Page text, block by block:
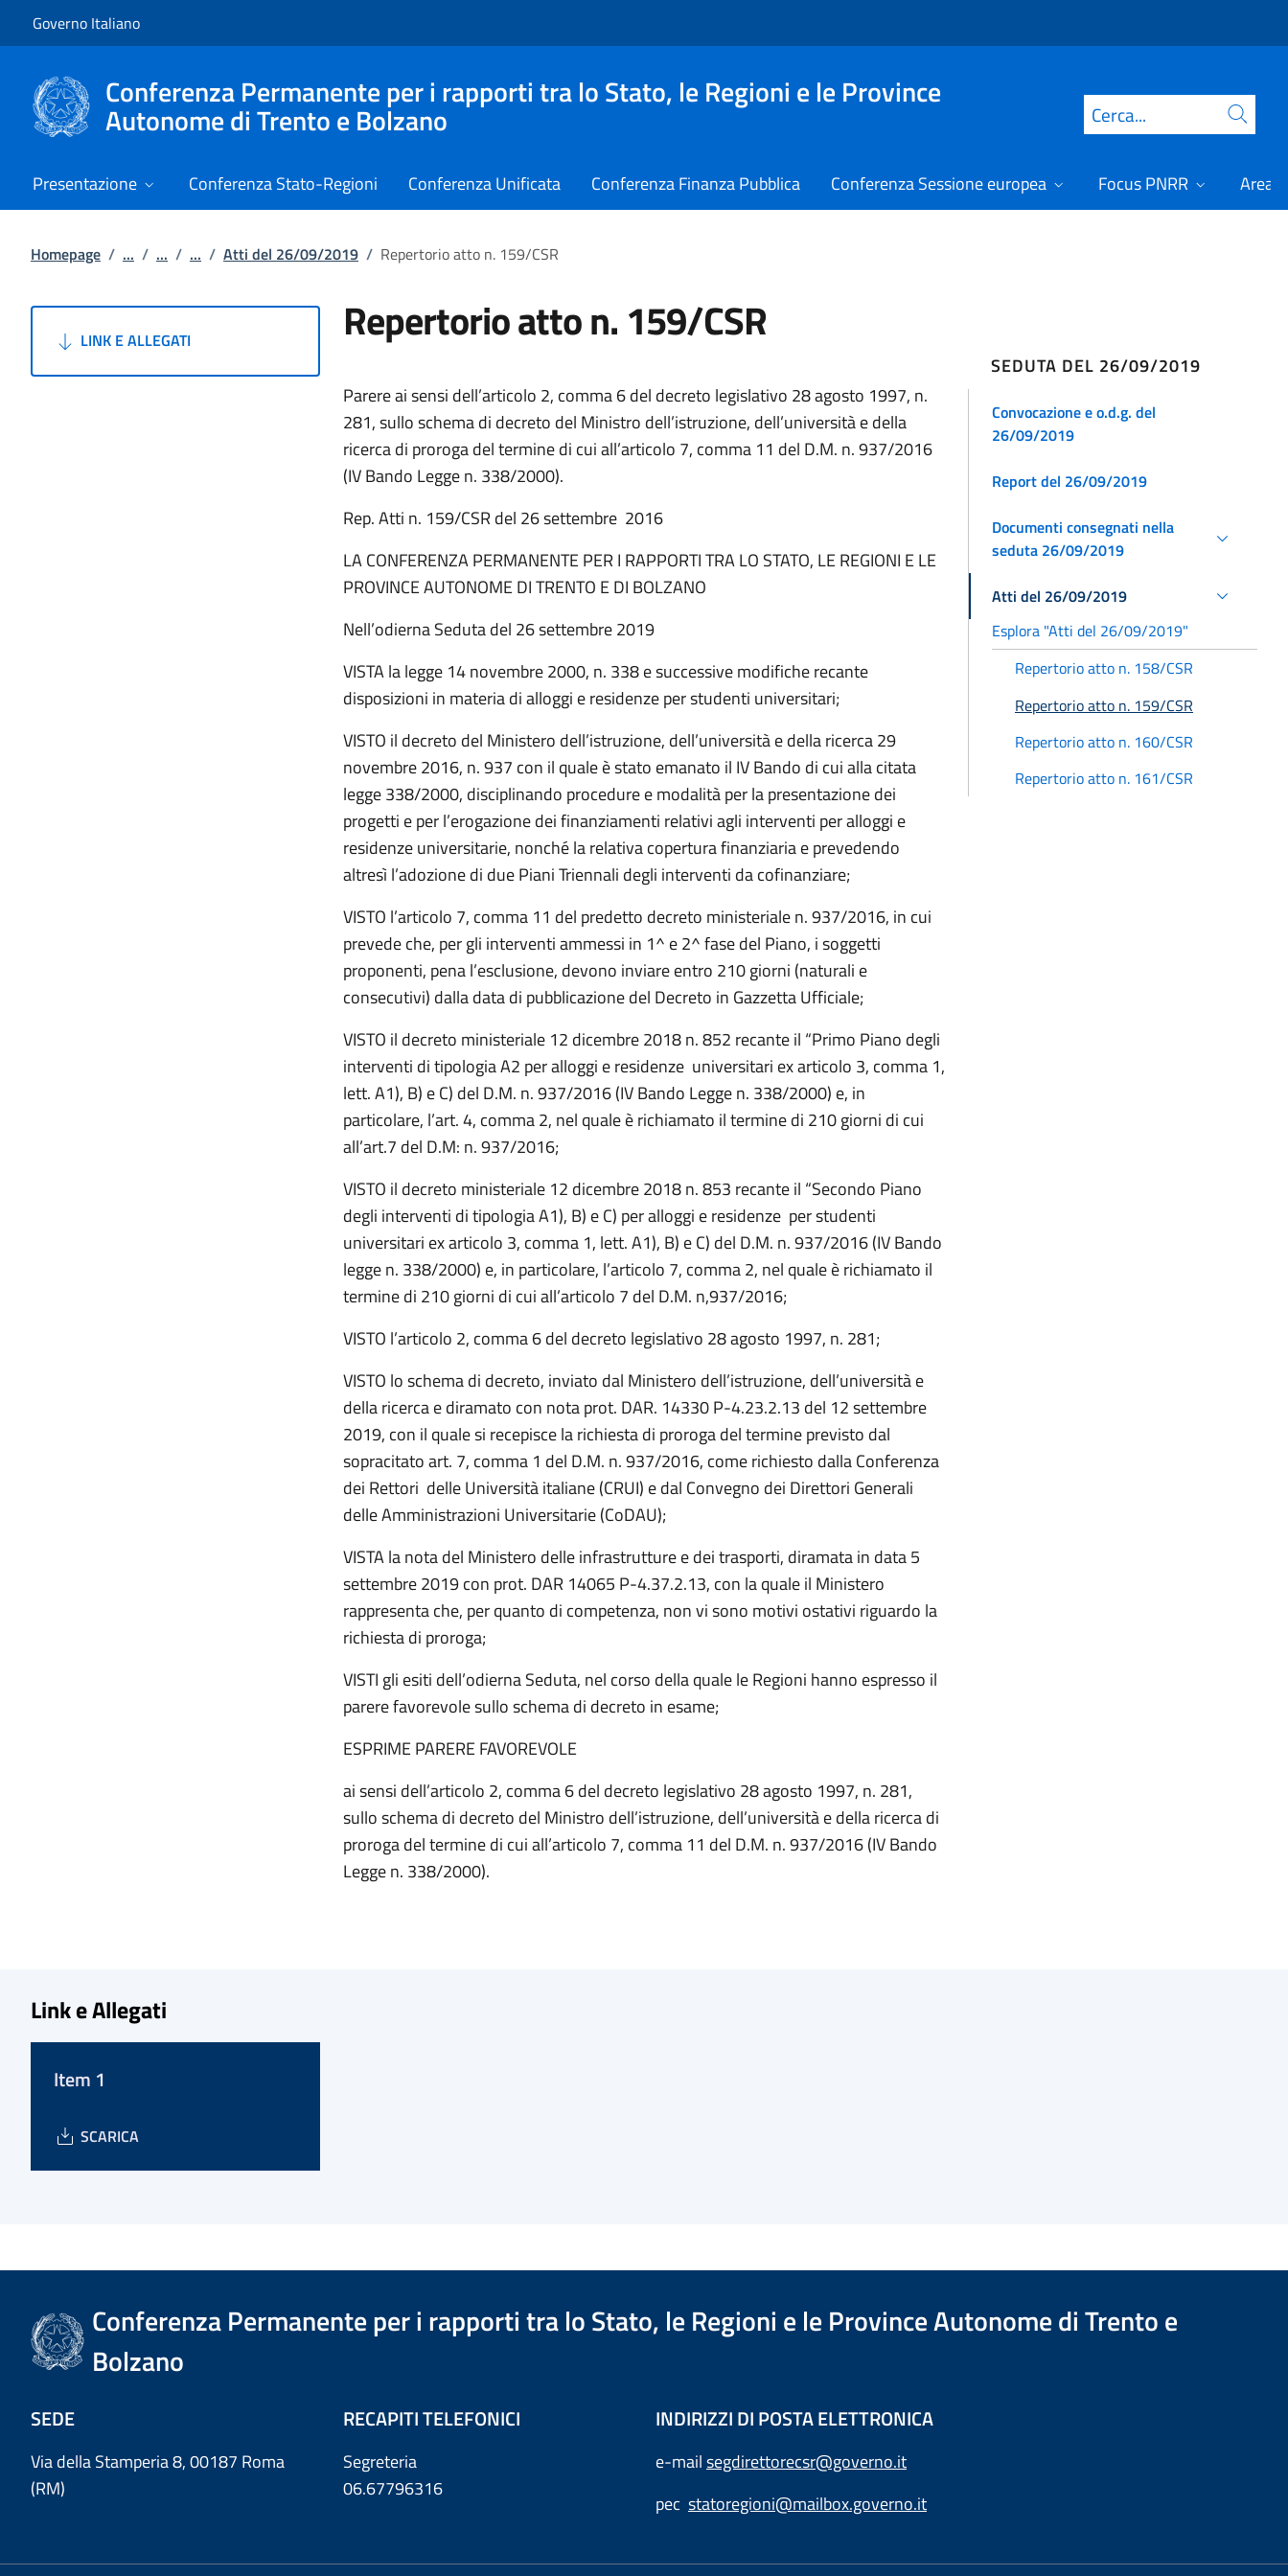
Governo Italiano
Conferenza Permanente per i rapporti tra lo Stato, le Regioni e le Province
Autonome di Trento e Bolzano Cerca
Presentazione Conferenza Stato-Regioni Conferenza Unificata Conferenza Finanza Pubblica Conferenza Sessione europea Focus PNRR Area
Homepage / ... / ... / ... / Atti del 26/09/2019 / Repertorio atto n. 159/CSR
LINK E ALLEGATI Repertorio atto n. 159/CSR
Parere ai sensi dell’articolo 2, comma 6 del decreto legislativo 28 agosto 1997, n.
281, sullo schema di decreto del Ministro dell’istruzione, dell’università e della
ricerca di proroga del termine di cui all’articolo 7, comma 11 del D.M. n. 937/2016
(IV Bando Legge n. 338/2000).
Rep. Atti n. 159/CSR del 26 settembre 2016
LA CONFERENZA PERMANENTE PER I RAPPORTI TRA LO STATO, LE REGIONI E LE
PROVINCE AUTONOME DI TRENTO E DI BOLZANO
Nell’odierna Seduta del 26 settembre 2019
VISTA la legge 14 novembre 2000, n. 338 e successive modifiche recante
disposizioni in materia di alloggi e residenze per studenti universitari;
VISTO il decreto del Ministero dell’istruzione, dell’università e della ricerca 29
novembre 2016, n. 937 con il quale è stato emanato il IV Bando di cui alla citata
legge 338/2000, disciplinando procedure e modalità per la presentazione dei
progetti e per l’erogazione dei finanziamenti relativi agli interventi per alloggi e
residenze universitarie, nonché la relativa copertura finanziaria e prevedendo
altresì l’adozione di due Piani Triennali degli interventi da cofinanziare;
VISTO l’articolo 7, comma 11 del predetto decreto ministeriale n. 937/2016, in cui
prevede che, per gli interventi ammessi in 1^ e 2^ fase del Piano, i soggetti
proponenti, pena l’esclusione, devono inviare entro 210 giorni (naturali e
consecutivi) dalla data di pubblicazione del Decreto in Gazzetta Ufficiale;
VISTO il decreto ministeriale 12 dicembre 2018 n. 852 recante il “Primo Piano degli
interventi di tipologia A2 per alloggi e residenze universitari ex articolo 3, comma 1,
lett. A1), B) e C) del D.M. n. 937/2016 (IV Bando Legge n. 338/2000) e, in
particolare, l’art. 4, comma 2, nel quale è richiamato il termine di 210 giorni di cui
all’art.7 del D.M: n. 937/2016;
VISTO il decreto ministeriale 12 dicembre 2018 n. 853 recante il “Secondo Piano
degli interventi di tipologia A1), B) e C) per alloggi e residenze per studenti
universitari ex articolo 3, comma 1, lett. A1), B) e C) del D.M. n. 937/2016 (IV Bando
legge n. 338/2000) e, in particolare, l’articolo 7, comma 2, nel quale è richiamato il
termine di 210 giorni di cui all’articolo 7 del D.M. n,937/2016;
VISTO l’articolo 2, comma 6 del decreto legislativo 28 agosto 1997, n. 281;
VISTO lo schema di decreto, inviato dal Ministero dell’istruzione, dell’università e
della ricerca e diramato con nota prot. DAR. 14330 P-4.23.2.13 del 12 settembre
2019, con il quale si recepisce la richiesta di proroga del termine previsto dal
sopracitato art. 7, comma 1 del D.M. n. 937/2016, come richiesto dalla Conferenza
dei Rettori delle Università italiane (CRUI) e dal Convegno dei Direttori Generali
delle Amministrazioni Universitarie (CoDAU);
VISTA la nota del Ministero delle infrastrutture e dei trasporti, diramata in data 5
settembre 2019 con prot. DAR 14065 P-4.37.2.13, con la quale il Ministero
rappresenta che, per quanto di competenza, non vi sono motivi ostativi riguardo la
richiesta di proroga;
VISTI gli esiti dell’odierna Seduta, nel corso della quale le Regioni hanno espresso il
parere favorevole sullo schema di decreto in esame;
ESPRIME PARERE FAVOREVOLE
ai sensi dell’articolo 2, comma 6 del decreto legislativo 28 agosto 1997, n. 281,
sullo schema di decreto del Ministro dell’istruzione, dell’università e della ricerca di
proroga del termine di cui all’articolo 7, comma 11 del D.M. n. 937/2016 (IV Bando
Legge n. 338/2000).
SEDUTA DEL 26/09/2019
Convocazione e o.d.g. del
26/09/2019
Report del 26/09/2019
Documenti consegnati nella
seduta 26/09/2019
Atti del 26/09/2019
Esplora "Atti del 26/09/2019"
Repertorio atto n. 158/CSR
Repertorio atto n. 159/CSR
Repertorio atto n. 160/CSR
Repertorio atto n. 161/CSR
Link e Allegati
Item 1
SCARICA
Conferenza Permanente per i rapporti tra lo Stato, le Regioni e le Province Autonome di Trento e
Bolzano
SEDE
Via della Stamperia 8, 00187 Roma
(RM)
RECAPITI TELEFONICI
Segreteria
06.67796316
INDIRIZZI DI POSTA ELETTRONICA
e-mailsegdirettorecsr@governo.it
pec statoregioni@mailbox.governo.it